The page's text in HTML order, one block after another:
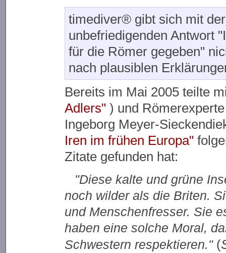
timediver® gibt sich mit
unbefriedigenden Antwort
für die Römer gegeben"
nach plausiblen
Bereits im Mai 2005 teilte
Adlers" ) und
Ingeborg Meyer-
Iren im frühen Europa"
Zitate gefunden hat:
"Diese kalte und grüne
noch wilder als die Briten.
und Menschenfresser. Sie
haben eine solche Moral,
Schwestern respektieren."(